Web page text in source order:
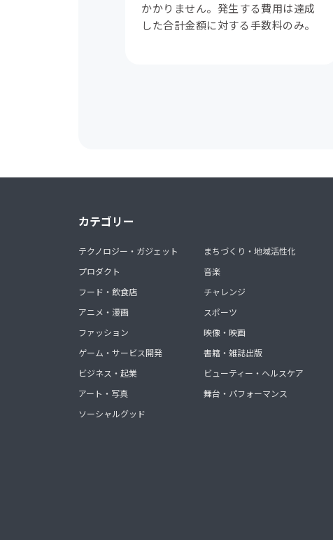
かかりません。発生する費用は達成
した合計金額に対する手数料のみ。
カテゴリー
テクノロジー・ガジェット
プロダクト
フード・飲食店
アニメ・漫画
ファッション
ゲーム・サービス開発
ビジネス・起業
アート・写真
ソーシャルグッド
まちづくり・地域活性化
音楽
チャレンジ
スポーツ
映像・映画
書籍・雑誌出版
ビューティー・ヘルスケア
舞台・パフォーマンス